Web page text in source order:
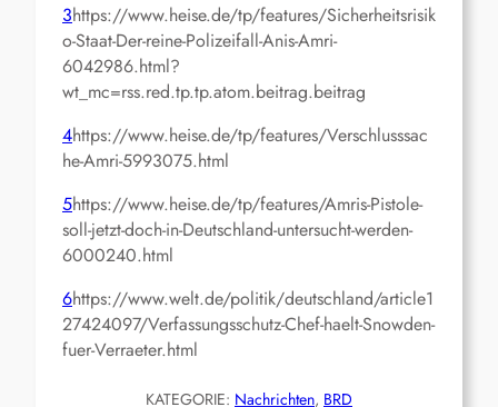
3https://www.heise.de/tp/features/Sicherheitsrisik
o-Staat-Der-reine-Polizeifall-Anis-Amri-
6042986.html?
wt_mc=rss.red.tp.tp.atom.beitrag.beitrag
4https://www.heise.de/tp/features/Verschlusssac
he-Amri-5993075.html
5https://www.heise.de/tp/features/Amris-Pistole-
soll-jetzt-doch-in-Deutschland-untersucht-werden-
6000240.html
6https://www.welt.de/politik/deutschland/article1
27424097/Verfassungsschutz-Chef-haelt-Snowden-
fuer-Verraeter.html
KATEGORIE: Nachrichten, BRD